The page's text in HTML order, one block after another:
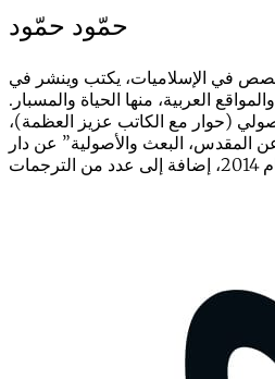
حمّود حمّود
في الإسلاميات، يكتب وينشر في
العربية، منها الحياة والمسبار.
(حوار مع الكاتب عزيز العظمة)،
و “بحثا عن المقدس، البعث والأصولية” عن دار